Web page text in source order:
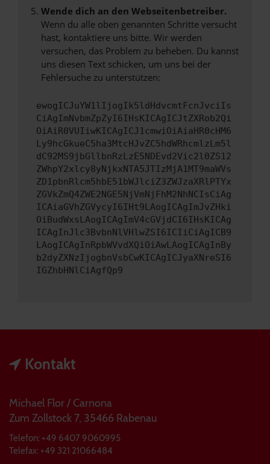
Wende dich an den Webseitenbetreiber.
Wenn du alle oben genannten Schritte versucht
hast, kontaktiere uns bitte. Wir werden
versuchen, das Problem zu beheben. Du kannst
uns diesen Text schicken, um uns bei der
Fehlersuche zu unterstützen:
ewogICJuYW1lIjogIk5ldHdvcmtFcnJvciIs
CiAgImNvbmZpZyI6IHsKICAgICJtZXRob2Qi
OiAiR0VUIiwKICAgICJ1cmwiOiAiaHR0cHM6
Ly9hcGkueC5ha3MtcHJvZC5hdWRhcmlzLm5l
dC92MS9jbGllbnRzLzE5NDEvd2Vic2l0ZS12
ZWhpY2xlcy8yNjkxNTA5JTIzMjA1MT9maWVs
ZD1pbnRlcm5hbE51bWJlciZ3ZWJzaXRlPTYx
ZGVkZmQ4ZWE2NGE5NjVmNjFhM2NhNCIsCiAg
ICAiaGVhZGVycyI6IHt9LAogICAgImJvZHki
OiBudWxsLAogICAgImV4cGVjdCI6IHsKICAg
ICAgInJlc3BvbnNlVHlwZSI6ICIiCiAgICB9
LAogICAgInRpbWVvdXQiOiAwLAogICAgInBy
b2dyZXNzIjogbnVsbCwKICAgICJyaXNreSI6
IGZhbHNlCiAgfQp9
Kontakt
Michael Flor / Carnona
Zum Zollstock 7, 35466 Rabenau
Telefon: +49 6407 9060995
Telefax: +49 321 21066484